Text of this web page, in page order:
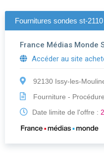
Fournitures sondes st-
France Médias Monde
Accéder au site
92130 Issy-les-
Fourniture -
Date limite de l'offre :